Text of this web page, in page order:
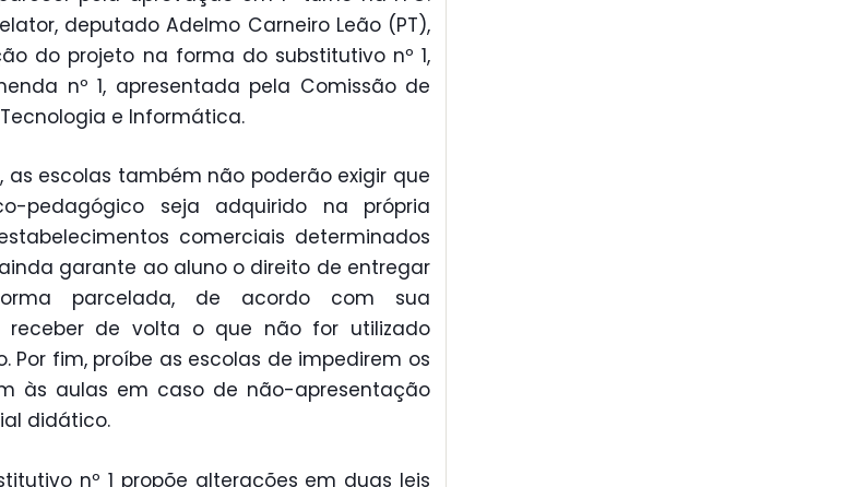
deputado Adelmo Carneiro Leão (PT),
do projeto na forma do substitutivo nº 1,
nº 1, apresentada pela Comissão de
e Informática.
as escolas também não poderão exigir que
pedagógico seja adquirido na própria
comerciais determinados
garante ao aluno o direito de entregar
parcelada, de acordo com sua
receber de volta o que não for utilizado
Por fim, proíbe as escolas de impedirem os
às aulas em caso de não-apresentação
didático.
nº 1 propõe alterações em duas leis